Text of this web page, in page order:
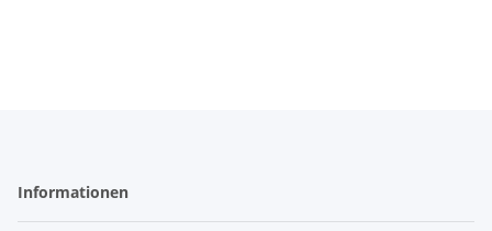
Informationen